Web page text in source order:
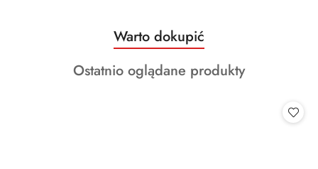
Pomiń karuzelę produktów
Produkty
o
statusie:
Warto dokupić
Produkty
Ostatnio oglądane produkty